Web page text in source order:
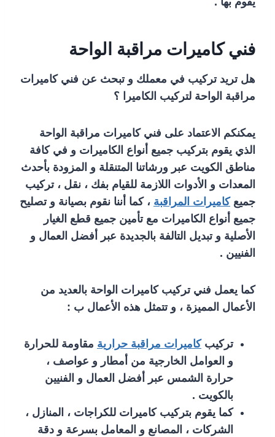
فني كاميرات مراقبة الواحة
هل تريد تركيب في معملك و تبحث عن فني كاميرات
مراقبة الواحة لتركيب الكاميرا ؟
يمكنكم الاعتماد على فني كاميرات مراقبة الواحة
الذي يقوم بتركيب جميع أنواع الكاميرات و في كافة
مناطق الكويت عبر ورشاتنا المتنقلة و المزودة بأحدث
المعدات و الأدوات اللازمة للقيام بفك ، نقل ، تركيب
جميعكاميرات المراقبة ، كما أننا نقوم بصيانة و تصليح
جميع أنواع الكاميرات مع تأمين جميع قطع الغيار
الأصلية و تبديل التالفة بالجديدة عبر أفضل العمال و
الفنيين .
كما يعمل فني تركيب كاميرات الواحة بالعديد من
الأعمال المميزة ، و تتمثل هذه الأعمال ب :
تركيبكاميرات مراقبة حرارية مقاومة للحرارة
و العوامل الخارجية من أمطار و عواصف ،
حرارة الشمس عبر أفضل العمال و الفنيين
بالكويت .
كما يقوم بتركيب كاميرات للكراجات ، المنازل ،
الشركات ، المصانع و المعامل بسرعة و دقة